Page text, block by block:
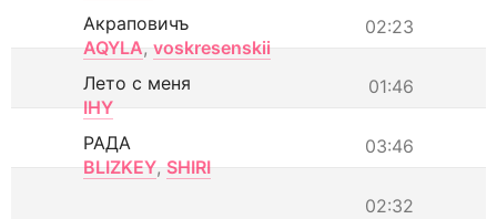
02:23
Акраповичъ
AQYLA, voskresenskii
01:46
Лето с меня
IHY
03:46
РАДА
BLIZKEY, SHIRI
02:32